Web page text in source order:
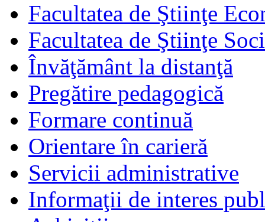
Facultatea de Ştiinţe
Facultatea de Ştiinţe
Învăţământ la distanţă
Pregătire pedagogică
Formare continuă
Orientare în carieră
Servicii administrative
Informaţii de interes